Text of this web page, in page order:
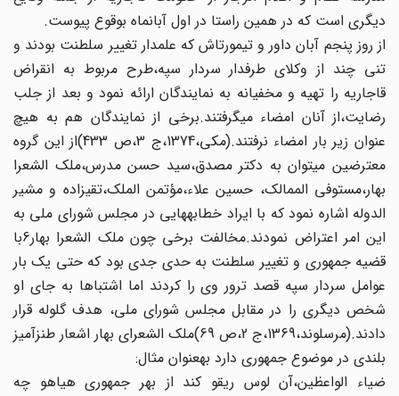
دیگری است که در همین راستا در اول آبان‏ماه بوقوع پیوست.
از روز پنجم آبان داور و تیمورتاش که علمدار تغییر سلطنت بودند و
تنی چند از وکلای طرف‏دار سردار سپه،طرح مربوط به انقراض
قاجاریه‏ را تهیه و مخفیانه به نمایندگان ارائه نمود و بعد از جلب
رضایت،از آنان‏ امضاء می‏گرفتند.برخی از نمایندگان هم به هیچ
عنوان زیر بار امضاء نرفتند.(مکی،1374،ج 3،ص 433)از این گروه
معترضین می‏توان‏ به دکتر مصدق،سید حسن مدرس،ملک الشعرا
بهار،مستوفی الممالک، حسین علاء،مؤتمن الملک،تقی‏زاده و مشیر
الدوله اشاره نمود که با ایراد خطابه‏هایی در مجلس شورای ملی به
این امر اعتراض نمودند.مخالفت‏ برخی چون ملک الشعرا بهار6با
قضیه جمهوری و تغییر سلطنت به حدی‏ جدی بود که حتی یک بار
عوامل سردار سپه قصد ترور وی را کردند اما اشتباها به جای او
شخص دیگری را در مقابل مجلس شورای ملی، هدف گلوله قرار
دادند.(مرسلوند،1369،ج 2،ص 69)ملک الشعرای‏ بهار اشعار طنزآمیز
بلندی در موضوع جمهوری دارد به‏عنوان مثال:
ضیاء الواعظین،آن لوس ریقو کند از بهر جمهوری هیاهو چه